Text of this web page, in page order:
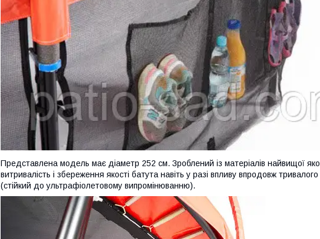
Представлена модель має діаметр 252 см. Зроблений із матеріалів найвищої
витривалість і збереження якості батута навіть у разі впливу впродовж
(стійкий до ультрафіолетовому випромінюванню).